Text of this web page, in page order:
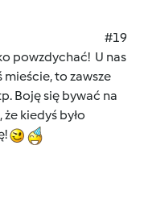
#19
powzdychać! U nas
to zawsze
Boję się bywać na
kiedyś było